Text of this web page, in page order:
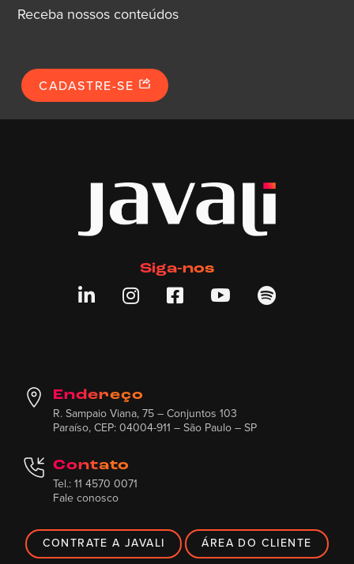
Receba nossos conteúdos
CADASTRE-SE
Siga-nos
    
Endereço
R. Sampaio Viana, 75 – Conjuntos 103
Paraíso, CEP: 04004-911 – São Paulo – SP
Contato
Tel.: 11 4570 0071
Fale conosco
CONTRATE A JAVALI ÁREA DO CLIENTE